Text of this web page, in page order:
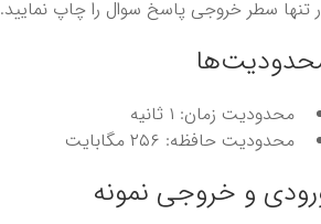
تنها سطر خروجی پاسخ سوال را چاپ نمایید.
محدودیت زمان: ۱ ثانیه
محدودیت حافظه: ۲۵۶ مگابایت
و خروجی نمونه